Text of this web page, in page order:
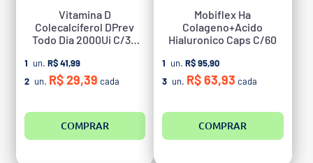
Vitamina D
Colecalciferol DPrev
Todo Dia 2000Ui C/30
1 un. R$ 41,99
2 un. R$ 29,39 cada
COMPRAR
Mobiflex Ha
Colageno+Acido
Hialuronico Caps C/60
1 un. R$ 95,90
3 un. R$ 63,93 cada
COMPRAR